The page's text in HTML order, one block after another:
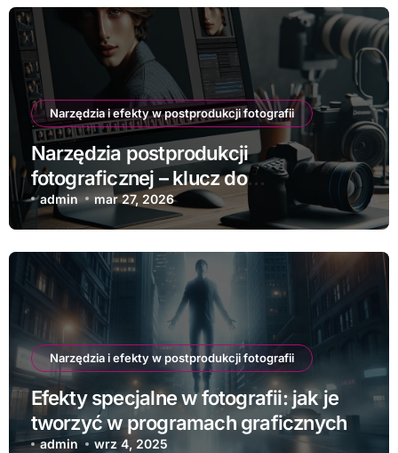
Narzędzia i efekty w postprodukcji fotografii
Narzędzia postprodukcji
fotograficznej – klucz do
perfekcyjnego obrazu
admin mar 27, 2026
Narzędzia i efekty w postprodukcji fotografii
Efekty specjalne w fotografii: jak je
tworzyć w programach graficznych
admin wrz 4, 2025